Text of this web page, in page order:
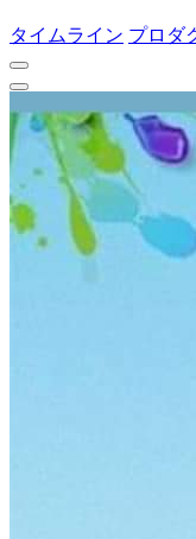
タイムライン プロダ